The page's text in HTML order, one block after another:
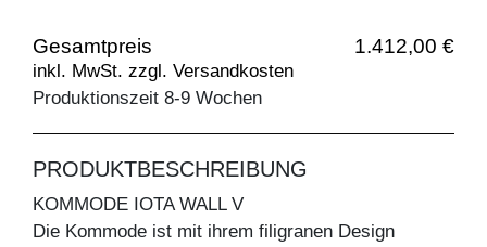
Gesamtpreis 1.412,00 €
inkl. MwSt. zzgl. Versandkosten
Produktionszeit 8-9 Wochen
PRODUKTBESCHREIBUNG
KOMMODE IOTA WALL V
Die Kommode ist mit ihrem filigranen Design